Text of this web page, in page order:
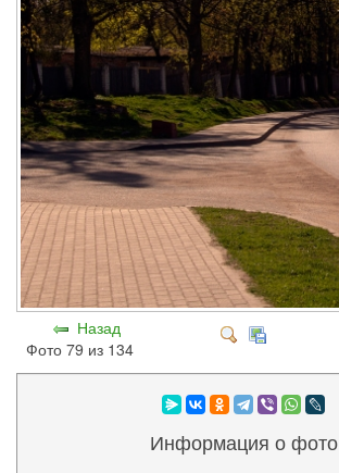
Назад
Фото 79 из 134
Информация о фото